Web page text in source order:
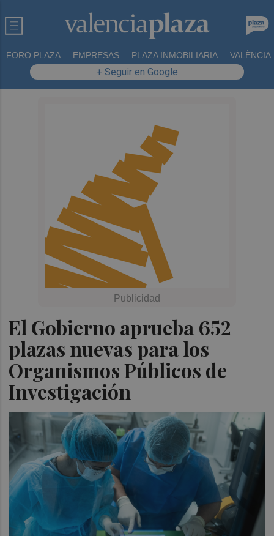
FORO PLAZA EMPRESAS PLAZA INMOBILIARIA VALÈNCIA
+ Seguir en Google
El Gobierno aprueba 652
plazas nuevas para los
Organismos Públicos de
Investigación